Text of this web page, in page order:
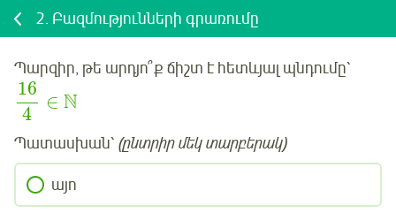
2. Բազմությունների գրառումը
Պարզիր, թե արդյո՞ք ճիշտ է հետևյալ պնդումը՝
16
4
∈ N
Պատասխան՝ (ընտրիր մեկ տարբերակ)
այո